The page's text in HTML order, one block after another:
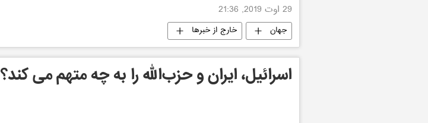
29 اوت 2019, 21:36
جهان خارج از خبرها
اسرائیل، ایران و حزب‌الله را به چه متهم می کند؟